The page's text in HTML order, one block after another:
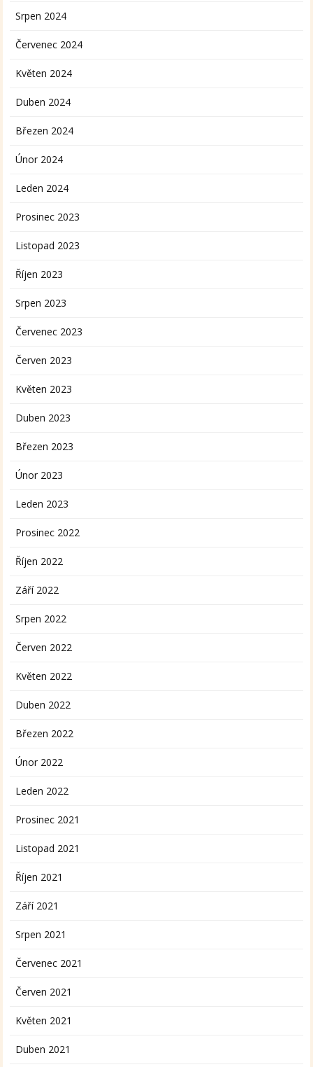
Srpen 2024
Červenec 2024
Květen 2024
Duben 2024
Březen 2024
Únor 2024
Leden 2024
Prosinec 2023
Listopad 2023
Říjen 2023
Srpen 2023
Červenec 2023
Červen 2023
Květen 2023
Duben 2023
Březen 2023
Únor 2023
Leden 2023
Prosinec 2022
Říjen 2022
Září 2022
Srpen 2022
Červen 2022
Květen 2022
Duben 2022
Březen 2022
Únor 2022
Leden 2022
Prosinec 2021
Listopad 2021
Říjen 2021
Září 2021
Srpen 2021
Červenec 2021
Červen 2021
Květen 2021
Duben 2021